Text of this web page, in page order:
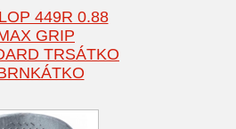
449R 0.88
GRIP
TRSÁTKO